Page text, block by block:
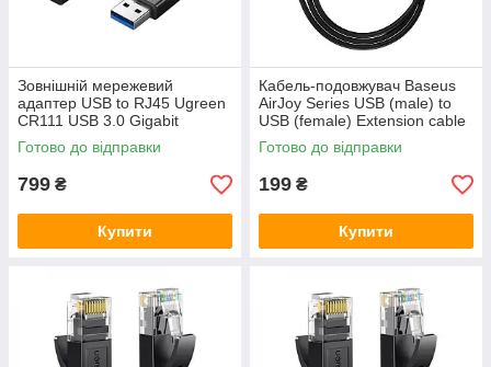
Зовнішній мережевий
адаптер USB to RJ45 Ugreen
CR111 USB 3.0 Gigabit
Ethernet Adapter 1Гбит/с
(Black)
Готово до відправки
799 ₴
Купити
Кабель-подовжувач Baseus
AirJoy Series USB (male) to
USB (female) Extension cable
1,5 м (B00631101111-00)
Black
Готово до відправки
199 ₴
Купити